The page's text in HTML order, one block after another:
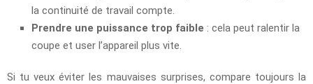
la continuité de travail compte.
Prendre une puissance trop faible : cela peut ralentir la
coupe et user l’appareil plus vite.
Si tu veux éviter les mauvaises surprises, compare toujours la